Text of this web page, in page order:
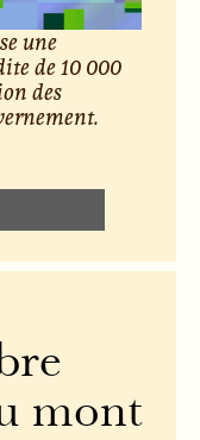
une
de 10 000
des
mont